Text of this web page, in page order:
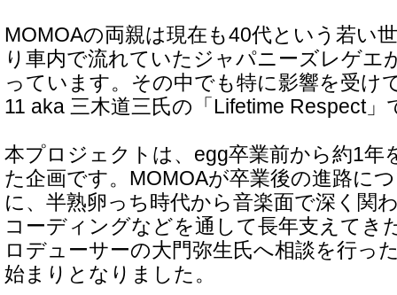
MOMOAの両親は現在も40代という若い
り車内で流れていたジャパニーズレゲエ
っています。その中でも特に影響を受け
11 aka 三木道三氏の「Lifetime Respect」
本プロジェクトは、egg卒業前から約1年
た企画です。MOMOAが卒業後の進路に
に、半熟卵っち時代から音楽面で深く関
コーディングなどを通して長年支えてき
ロデューサーの大門弥生氏へ相談を行っ
始まりとなりました。